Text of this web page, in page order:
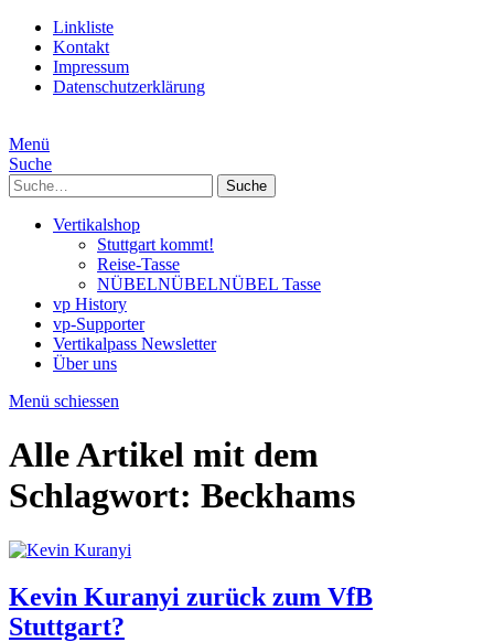
Linkliste
Kontakt
Impressum
Datenschutzerklärung
Menü
Suche
Suche
Vertikalshop
Stuttgart kommt!
Reise-Tasse
NÜBELNÜBELNÜBEL Tasse
vp History
vp-Supporter
Vertikalpass Newsletter
Über uns
Menü schiessen
Alle Artikel mit dem
Schlagwort: Beckhams
Kevin Kuranyi zurück zum VfB
Stuttgart?